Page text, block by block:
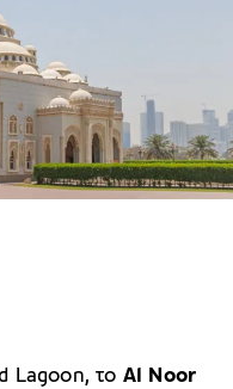
Lagoon, το Al Noor